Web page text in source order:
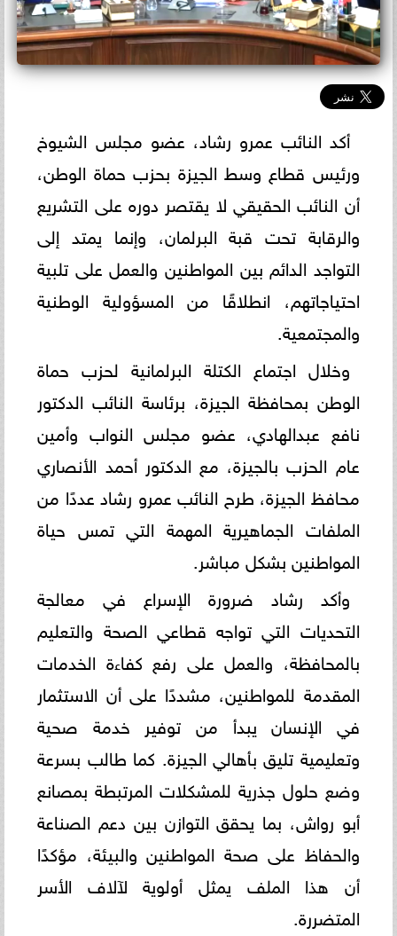
أكد النائب عمرو رشاد، عضو مجلس الشيوخ
ورئيس قطاع وسط الجيزة بحزب حماة الوطن،
أن النائب الحقيقي لا يقتصر دوره على التشريع
والرقابة تحت قبة البرلمان، وإنما يمتد إلى
التواجد الدائم بين المواطنين والعمل على تلبية
احتياجاتهم، انطلاقًا من المسؤولية الوطنية
والمجتمعية.
وخلال اجتماع الكتلة البرلمانية لحزب حماة
الوطن بمحافظة الجيزة، برئاسة النائب الدكتور
نافع عبدالهادي، عضو مجلس النواب وأمين
عام الحزب بالجيزة، مع الدكتور أحمد الأنصاري
محافظ الجيزة، طرح النائب عمرو رشاد عددًا من
الملفات الجماهيرية المهمة التي تمس حياة
المواطنين بشكل مباشر.
وأكد رشاد ضرورة الإسراع في معالجة
التحديات التي تواجه قطاعي الصحة والتعليم
بالمحافظة، والعمل على رفع كفاءة الخدمات
المقدمة للمواطنين، مشددًا على أن الاستثمار
في الإنسان يبدأ من توفير خدمة صحية
وتعليمية تليق بأهالي الجيزة. كما طالب بسرعة
وضع حلول جذرية للمشكلات المرتبطة بمصانع
أبو رواش، بما يحقق التوازن بين دعم الصناعة
والحفاظ على صحة المواطنين والبيئة، مؤكدًا
أن هذا الملف يمثل أولوية لآلاف الأسر
المتضررة.